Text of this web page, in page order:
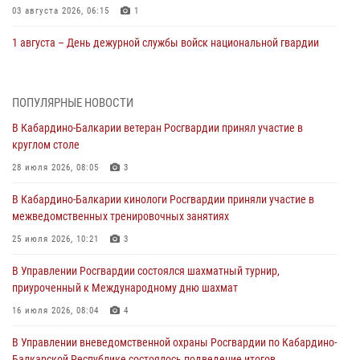
03 августа 2026, 06:15 1
1 августа – День дежурной службы войск национальной гвардии
мировой войне 1914-1918 годов
01 августа 2026, 07:30
поздравил специалистов подразделений тыла с профессиональным
праздником
01 августа 2026, 00:10
Росгвардия обеспечивает безопасность граждан на южном
направлении
31 июля 2026, 09:22
Состоялась рабочая встреча директора Росгвардии Героя России
ПОПУЛЯРНЫЕ НОВОСТИ
В Кабардино-Балкарии ветеран Росгвардии принял участие в
круглом столе
28 июля 2026, 08:05 3
В Кабардино-Балкарии кинологи Росгвардии приняли участие в
межведомственных тренировочных занятиях
25 июля 2026, 10:21 3
В Управлении Росгвардии состоялся шахматный турнир,
приуроченный к Международному дню шахмат
16 июля 2026, 08:04 4
В Управлении вневедомственной охраны Росгвардии по Кабардино-